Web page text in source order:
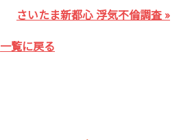
さいたま新都心 浮気不倫調査 »
一覧に戻る